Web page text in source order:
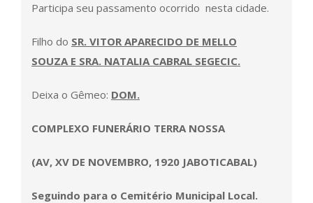
Participa seu passamento ocorrido nesta cidade.
Filho do SR. VITOR APARECIDO DE MELLO
SOUZA E SRA. NATALIA CABRAL SEGECIC.
Deixa o Gêmeo: DOM.
COMPLEXO FUNERÁRIO TERRA NOSSA
(AV, XV DE NOVEMBRO, 1920 JABOTICABAL)
Seguindo para o Cemitério Municipal Local.